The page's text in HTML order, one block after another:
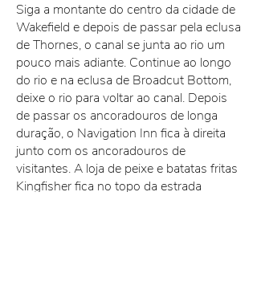
Siga a montante do centro da cidade de
Wakefield e depois de passar pela eclusa
de Thornes, o canal se junta ao rio um
pouco mais adiante. Continue ao longo
do rio e na eclusa de Broadcut Bottom,
deixe o rio para voltar ao canal. Depois
de passar os ancoradouros de longa
duração, o Navigation Inn fica à direita
junto com os ancoradouros de
visitantes. A loja de peixe e batatas fritas
Kingfisher fica no topo da estrada